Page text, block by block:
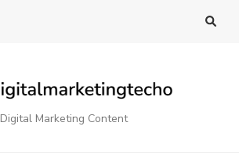
Digital Marketing Content